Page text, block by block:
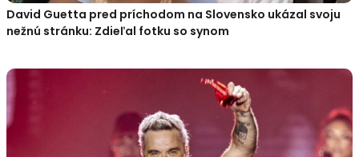
David Guetta pred príchodom na Slovensko ukázal svoju
nežnú stránku: Zdieľal fotku so synom